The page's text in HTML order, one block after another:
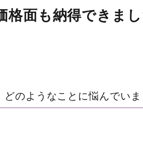
面も納得できまし
のようなことに悩んでいま